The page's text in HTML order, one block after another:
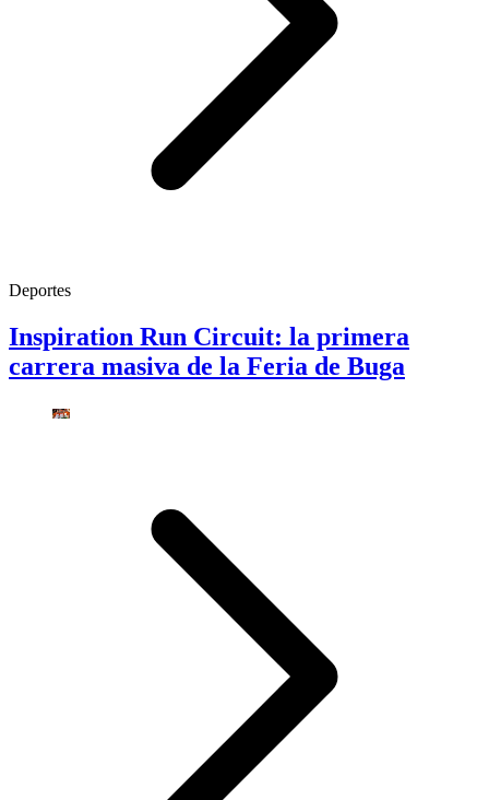
Deportes
Inspiration Run Circuit: la primera
carrera masiva de la Feria de Buga